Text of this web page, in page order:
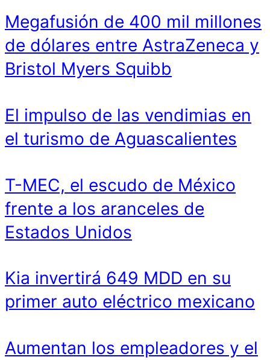
Megafusión de 400 mil millones
de dólares entre AstraZeneca y
Bristol Myers Squibb
El impulso de las vendimias en
el turismo de Aguascalientes
T-MEC, el escudo de México
frente a los aranceles de
Estados Unidos
Kia invertirá 649 MDD en su
primer auto eléctrico mexicano
Aumentan los empleadores y el